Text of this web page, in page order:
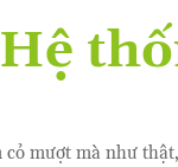
Hệ
cỏ mượt mà như